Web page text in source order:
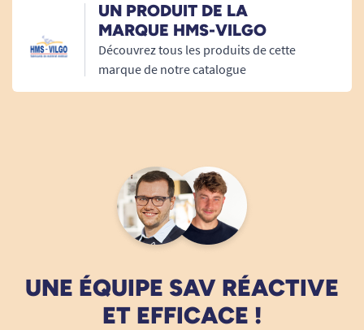
Hauteur : 35 cm.
Largeur : 91 cm.
Longueur : 46 cm.
Largeur : 121 cm.
Longueur : 46 cm.
UN PRODUIT DE LA
MARQUE HMS-VILGO
Découvrez tous les produits de cette
marque de notre catalogue
UNE ÉQUIPE SAV RÉACTIVE
ET EFFICACE !